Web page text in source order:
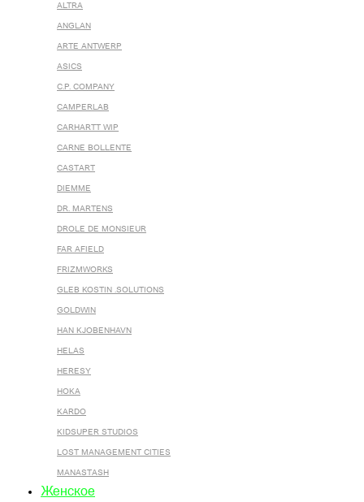
ALTRA
ANGLAN
ARTE ANTWERP
ASICS
C.P. COMPANY
CAMPERLAB
CARHARTT WIP
CARNE BOLLENTE
CASTART
DIEMME
DR. MARTENS
DROLE DE MONSIEUR
FAR AFIELD
FRIZMWORKS
GLEB KOSTIN .SOLUTIONS
GOLDWIN
HAN KJOBENHAVN
HELAS
HERESY
HOKA
KARDO
KIDSUPER STUDIOS
LOST MANAGEMENT CITIES
MANASTASH
Женское